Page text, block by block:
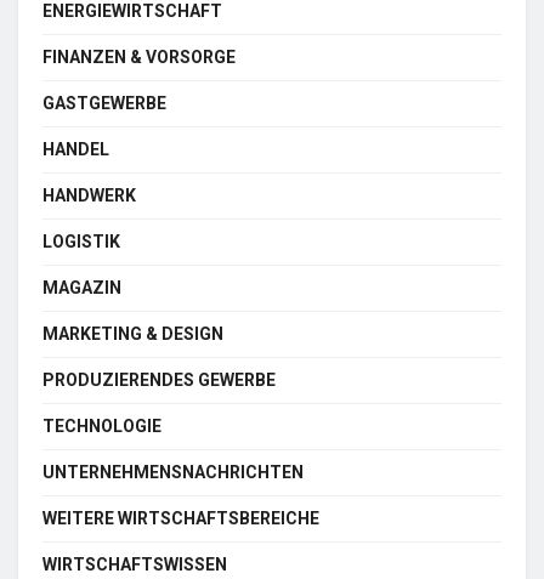
ENERGIEWIRTSCHAFT
FINANZEN & VORSORGE
GASTGEWERBE
HANDEL
HANDWERK
LOGISTIK
MAGAZIN
MARKETING & DESIGN
PRODUZIERENDES GEWERBE
TECHNOLOGIE
UNTERNEHMENSNACHRICHTEN
WEITERE WIRTSCHAFTSBEREICHE
WIRTSCHAFTSWISSEN